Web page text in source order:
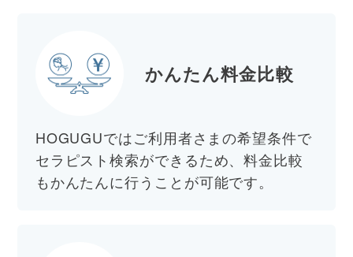
かんたん料金比較
HOGUGUではご利用者さまの希望条件で
セラピスト検索ができるため、料金比較
もかんたんに行うことが可能です。